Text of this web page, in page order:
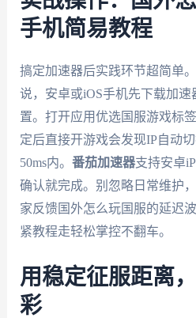
手机简易教程
搞定加速器后实践环节超简单
说，安卓或iOS手机先下载加
置。打开应用优选国服游戏标
定后直接开游戏会发现IP自动
50ms内。 番茄加速器支持安卓
确认就完成。别忽略日常维护
家反馈国外怎么玩国服的延迟
紧教程走轻松掌控不翻车。
用稳定征服距离
彩